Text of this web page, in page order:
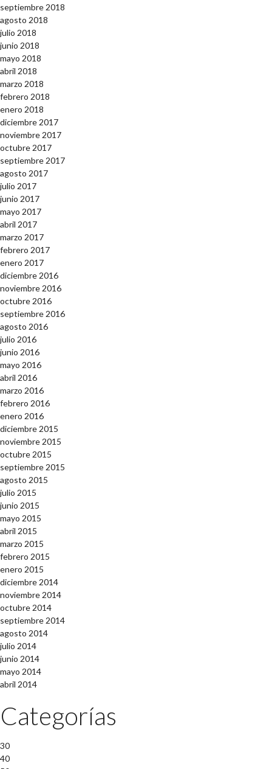
septiembre 2018
agosto 2018
julio 2018
junio 2018
mayo 2018
abril 2018
marzo 2018
febrero 2018
enero 2018
diciembre 2017
noviembre 2017
octubre 2017
septiembre 2017
agosto 2017
julio 2017
junio 2017
mayo 2017
abril 2017
marzo 2017
febrero 2017
enero 2017
diciembre 2016
noviembre 2016
octubre 2016
septiembre 2016
agosto 2016
julio 2016
junio 2016
mayo 2016
abril 2016
marzo 2016
febrero 2016
enero 2016
diciembre 2015
noviembre 2015
octubre 2015
septiembre 2015
agosto 2015
julio 2015
junio 2015
mayo 2015
abril 2015
marzo 2015
febrero 2015
enero 2015
diciembre 2014
noviembre 2014
octubre 2014
septiembre 2014
agosto 2014
julio 2014
junio 2014
mayo 2014
abril 2014
Categorías
30
40